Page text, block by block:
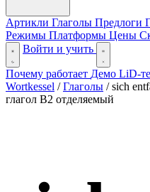
Артикли Глаголы Предлоги
Режимы Платформы Цены
Войти и учить
Почему работает Демо LiD-
Wortkessel / Глаголы / sich
глагол B2 отделяемый